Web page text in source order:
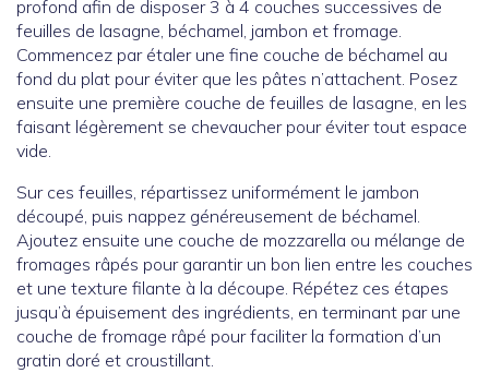
profond afin de disposer 3 à 4 couches successives de
feuilles de lasagne, béchamel, jambon et fromage.
Commencez par étaler une fine couche de béchamel au
fond du plat pour éviter que les pâtes n’attachent. Posez
ensuite une première couche de feuilles de lasagne, en les
faisant légèrement se chevaucher pour éviter tout espace
vide.
Sur ces feuilles, répartissez uniformément le jambon
découpé, puis nappez généreusement de béchamel.
Ajoutez ensuite une couche de mozzarella ou mélange de
fromages râpés pour garantir un bon lien entre les couches
et une texture filante à la découpe. Répétez ces étapes
jusqu’à épuisement des ingrédients, en terminant par une
couche de fromage râpé pour faciliter la formation d’un
gratin doré et croustillant.